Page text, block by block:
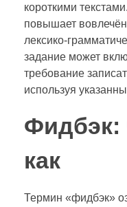
короткими
повышает
лексико-
задание может
требование
используя
Фидбэк:
как
Термин «фидбэк»